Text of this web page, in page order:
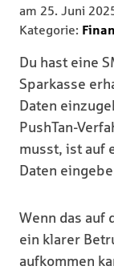
am 25. Juni
Kategorie:
Du hast eine
Sparkasse
Daten
PushTan-
musst, ist auf
Daten
Wenn das auf
ein klarer
aufkommen